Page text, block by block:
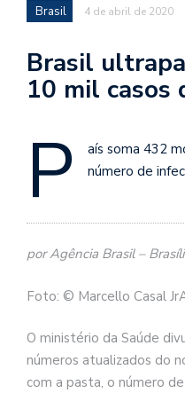
Brasil 4 de abril de 2020
Brasil
10 mil casos
P
aís soma 432
número de
por Agência Brasil –
Foto: © Marcello Casal
O ministério da Saúde
números atualizados do
com a pasta, o número